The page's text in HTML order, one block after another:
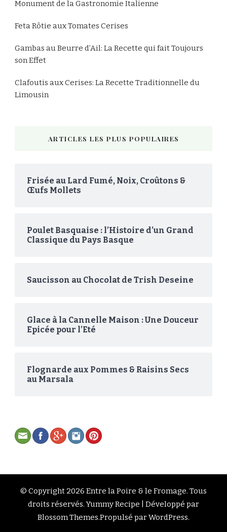
Monument de la Gastronomie Italienne
Feta Rôtie aux Tomates Cerises
Gambas au Beurre d’Ail: La Recette qui fait Toujours
son Effet
Clafoutis aux Cerises: La Recette Traditionnelle du
Limousin
ARTICLES LES PLUS POPULAIRES
Frisée au Lard Fumé, Noix, Croûtons &
Œufs Mollets
Poulet Basquaise : l’Histoire d’un Grand
Classique du Pays Basque
Saucisson au Chocolat de Trish Deseine
Glace à la Cannelle Maison : Une Douceur
Epicée pour l’Eté
Flognarde aux Pommes & Raisins Secs
au Marsala
© Copyright 2026 Entre la Poire & le Fromage. Tous
droits réservés.Yummy Recipe | Développé par
Blossom Themes.Propulsé parWordPress.